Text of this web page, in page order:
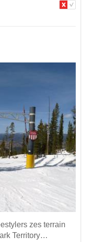
zes terrain
Territory…